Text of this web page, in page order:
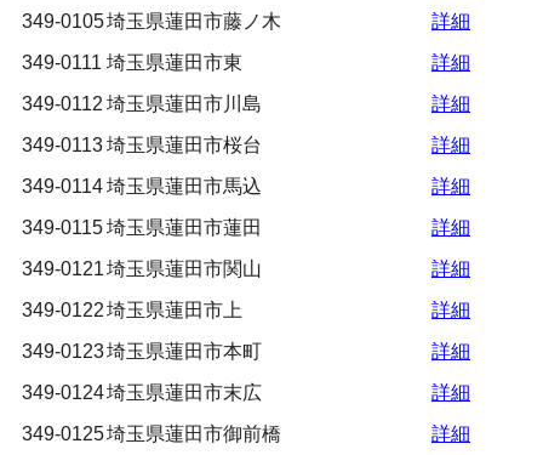
349-0105埼玉県蓮田市藤ノ木
詳細
349-0111 埼玉県蓮田市東
詳細
349-0112 埼玉県蓮田市川島
詳細
349-0113埼玉県蓮田市桜台
詳細
349-0114埼玉県蓮田市馬込
詳細
349-0115埼玉県蓮田市蓮田
詳細
349-0121埼玉県蓮田市関山
詳細
349-0122埼玉県蓮田市上
詳細
349-0123埼玉県蓮田市本町
詳細
349-0124埼玉県蓮田市末広
詳細
349-0125埼玉県蓮田市御前橋
詳細